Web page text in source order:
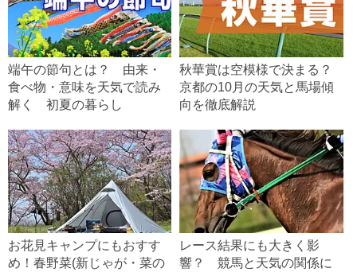
端午の節句とは？ 由来・
食べ物・意味を天気で読み
解く 初夏の暮らし
秋華賞は空模様で決まる？
京都の10月の天気と馬場傾
向を徹底解説
お花見キャンプにもおすす
め！春野菜(新じゃが・菜の
レース結果にも大きく影
響？ 競馬と天気の関係に